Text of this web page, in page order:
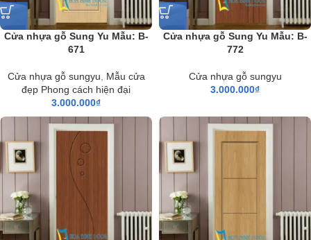
Cửa nhựa gỗ Sung Yu Mẫu: B-
671
Cửa nhựa gỗ sungyu
Mẫu cửa
đẹp Phong cách hiện đại
3.000.000₫
Cửa nhựa gỗ Sung Yu Mẫu: B-
772
Cửa nhựa gỗ sungyu
3.000.000₫